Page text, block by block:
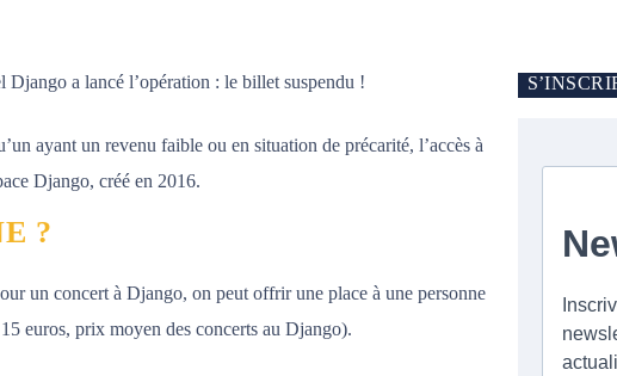
Django a lancé l’opération : le billet suspendu !
ayant un revenu faible ou en situation de précarité, l’accès à
Django, créé en 2016.
?
un concert à Django, on peut offrir une place à une personne
euros, prix moyen des concerts au Django).